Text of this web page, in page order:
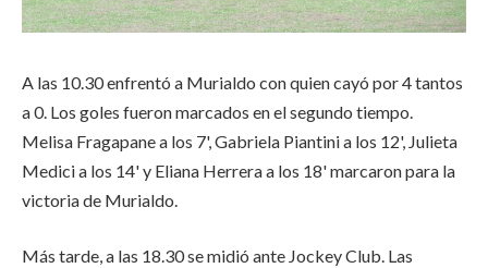
A las 10.30 enfrentó a Murialdo con quien cayó por 4 tantos
a 0. Los goles fueron marcados en el segundo tiempo.
Melisa Fragapane a los 7', Gabriela Piantini a los 12', Julieta
Medici a los 14' y Eliana Herrera a los 18' marcaron para la
victoria de Murialdo.
Más tarde, a las 18.30 se midió ante Jockey Club. Las